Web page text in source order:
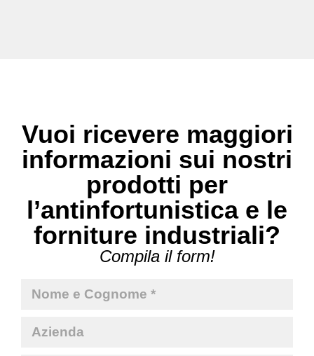
Vuoi ricevere maggiori
informazioni sui nostri
prodotti per
l’antinfortunistica e le
forniture industriali?
Compila il form!